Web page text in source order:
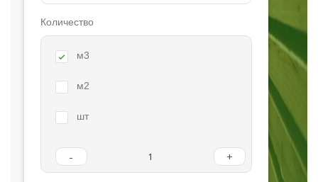
Количество
м3
м2
шт
- +